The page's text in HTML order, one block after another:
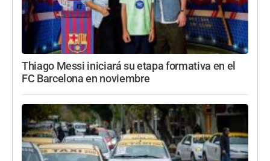
Thiago Messi iniciará su etapa formativa en el
FC Barcelona en noviembre